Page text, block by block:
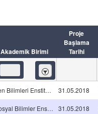
Akademik Birimi
Proje
Başlama
Tarihi
İçeren
Fen Bilimleri Enstitüsü 31.05.2018
Sosyal Bilimler Enstitüsü 31.05.2018